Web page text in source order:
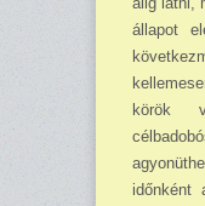
állapot
körök
időnként